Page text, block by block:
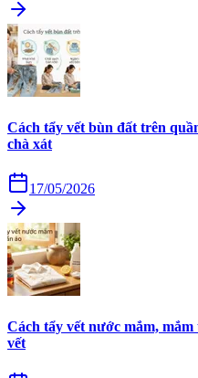
Cách tẩy vết bùn đất trên
chà xát
17/05/2026
Cách tẩy vết nước mắm,
vết